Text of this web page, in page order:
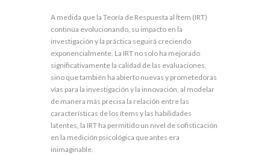
A medida que la Teoría de Respuesta al Ítem (IRT)
continúa evolucionando, su impacto en la
investigación y la práctica seguirá creciendo
exponencialmente. La IRT no solo ha mejorado
significativamente la calidad de las evaluaciones,
sino que también ha abierto nuevas y prometedoras
vías para la investigación y la innovación, al modelar
de manera más precisa la relación entre las
características de los ítems y las habilidades
latentes, la IRT ha permitido un nivel de sofisticación
en la medición psicológica que antes era
inimaginable.